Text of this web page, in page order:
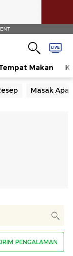
Makan
Masak Apa
PENGALAMAN